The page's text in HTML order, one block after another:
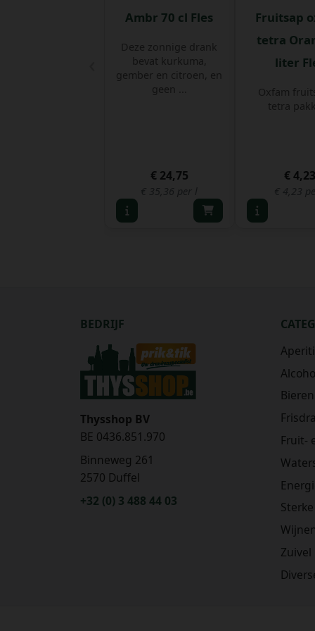
Ambr 70 cl Fles
Deze zonnige drank
bevat kurkuma,
gember en citroen, en
geen ...
€ 24,75
€ 35,36 per l
Fruitsap
tetra
liter
Oxfam
tetra
€ 4,23
€ 4,23
BEDRIJF
Thysshop BV
BE 0436.851.970
Binneweg 261
2570 Duffel
+32 (0) 3 488 44 03
Bieren
Fruit-
Zuivel